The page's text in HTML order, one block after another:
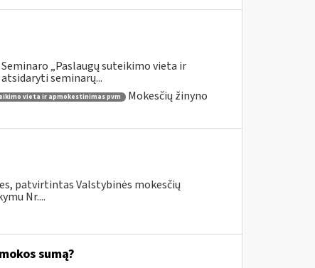
„Paslaugų suteikimo vieta ir
seminarų...
vieta ir apmokestinimas pvm
Mokesčių žinyno
patvirtintas Valstybinės mokesčių
Nr....
sumą?